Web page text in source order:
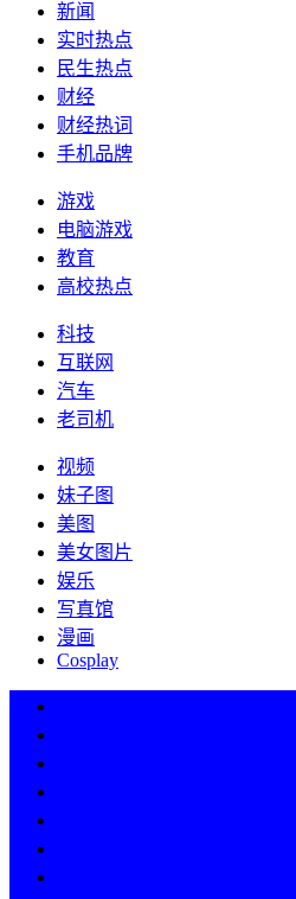
新闻
实时热点
民生热点
财经
财经热词
手机品牌
游戏
电脑游戏
教育
高校热点
科技
互联网
汽车
老司机
视频
妹子图
美图
美女图片
娱乐
写真馆
漫画
Cosplay